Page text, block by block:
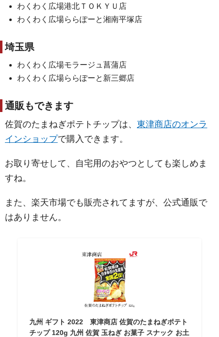
わくわく広場港北ＴＯＫＹＵ店
わくわく広場ららぽーと湘南平塚店
埼玉県
わくわく広場モラージュ菖蒲店
わくわく広場ららぽーと新三郷店
通販もできます
佐賀のたまねぎポテトチップは、 東津商店のオンラ
インショップで購入できます。
お取り寄せして、自宅用のおやつとしても楽しめま
すね。
また、楽天市場でも販売されてますが、公式通販で
はありません。
九州 ギフト 2022 東津商店 佐賀のたまねぎポテト
チップ 120g 九州 佐賀 玉ねぎ お菓子 スナック お土